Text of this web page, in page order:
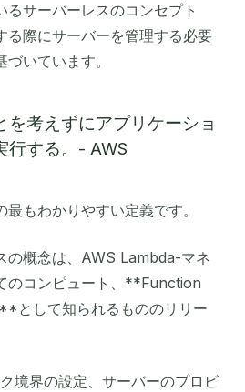
るサーバーレスのコンセプト
る際にサーバーを管理する必要
いています。
を考えずにアプリケーショ
行する。- AWS
もわかりやすい定義です。
の概念は、AWS Lambda-マネ
のコンピュート、**Function
として知られるもののリリー
境界の設定、サーバーのプロビ